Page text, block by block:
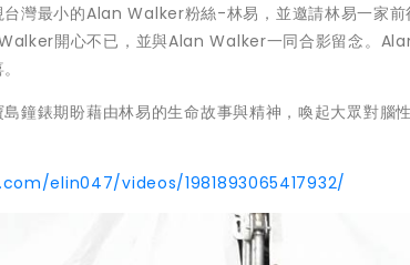
灣最小的Alan Walker粉絲-林易，並邀請林易一家
開心不已，並與Alan Walker一同合影留念。
鐘錶期盼藉由林易的生命故事與精神，喚起大眾對腦
elin047/videos/1981893065417932/